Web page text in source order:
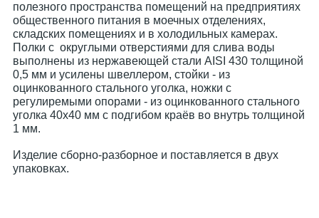
полезного пространства помещений на предприятиях
общественного питания в моечных отделениях,
складских помещениях и в холодильных камерах.
Полки с округлыми отверстиями для слива воды
выполнены из нержавеющей стали AISI 430 толщиной
0,5 мм и усилены швеллером, стойки - из
оцинкованного стального уголка, ножки с
регулиремыми опорами - из оцинкованного стального
уголка 40х40 мм с подгибом краёв во внутрь толщиной
1 мм.
Изделие сборно-разборное и поставляется в двух
упаковках.